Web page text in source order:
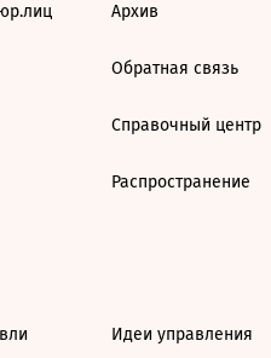
Архив
Обратная связь
Справочный центр
Распространение
Идеи управления